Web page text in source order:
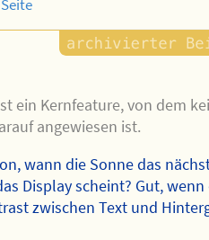
ein Kernfeature, von dem
angewiesen ist.
wann die Sonne das
Display scheint? Gut, wenn
zwischen Text und